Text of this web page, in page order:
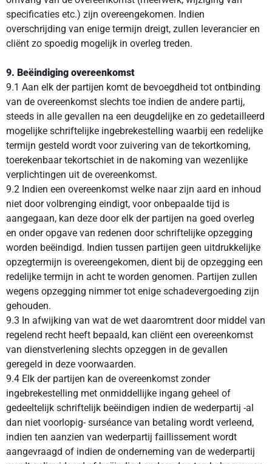
specificaties etc.) zijn overeengekomen. Indien
overschrijding van enige termijn dreigt, zullen leverancier en
cliënt zo spoedig mogelijk in overleg treden.
9. Beëindiging overeenkomst
9.1 Aan elk der partijen komt de bevoegdheid tot ontbinding
van de overeenkomst slechts toe indien de andere partij,
steeds in alle gevallen na een deugdelijke en zo gedetailleerd
mogelijke schriftelijke ingebrekestelling waarbij een redelijke
termijn gesteld wordt voor zuivering van de tekortkoming,
toerekenbaar tekortschiet in de nakoming van wezenlijke
verplichtingen uit de overeenkomst.
9.2 Indien een overeenkomst welke naar zijn aard en inhoud
niet door volbrenging eindigt, voor onbepaalde tijd is
aangegaan, kan deze door elk der partijen na goed overleg
en onder opgave van redenen door schriftelijke opzegging
worden beëindigd. Indien tussen partijen geen uitdrukkelijke
opzegtermijn is overeengekomen, dient bij de opzegging een
redelijke termijn in acht te worden genomen. Partijen zullen
wegens opzegging nimmer tot enige schadevergoeding zijn
gehouden.
9.3 In afwijking van wat de wet daaromtrent door middel van
regelend recht heeft bepaald, kan cliënt een overeenkomst
van dienstverlening slechts opzeggen in de gevallen
geregeld in deze voorwaarden.
9.4 Elk der partijen kan de overeenkomst zonder
ingebrekestelling met onmiddellijke ingang geheel of
gedeeltelijk schriftelijk beëindigen indien de wederpartij -al
dan niet voorlopig- surséance van betaling wordt verleend,
indien ten aanzien van wederpartij faillissement wordt
aangevraagd of indien de onderneming van de wederpartij